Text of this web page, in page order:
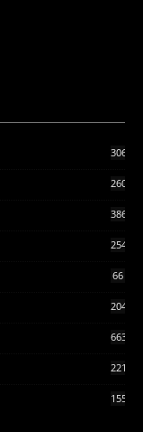
306
260
3868
2546
66
2044
663
2215
155